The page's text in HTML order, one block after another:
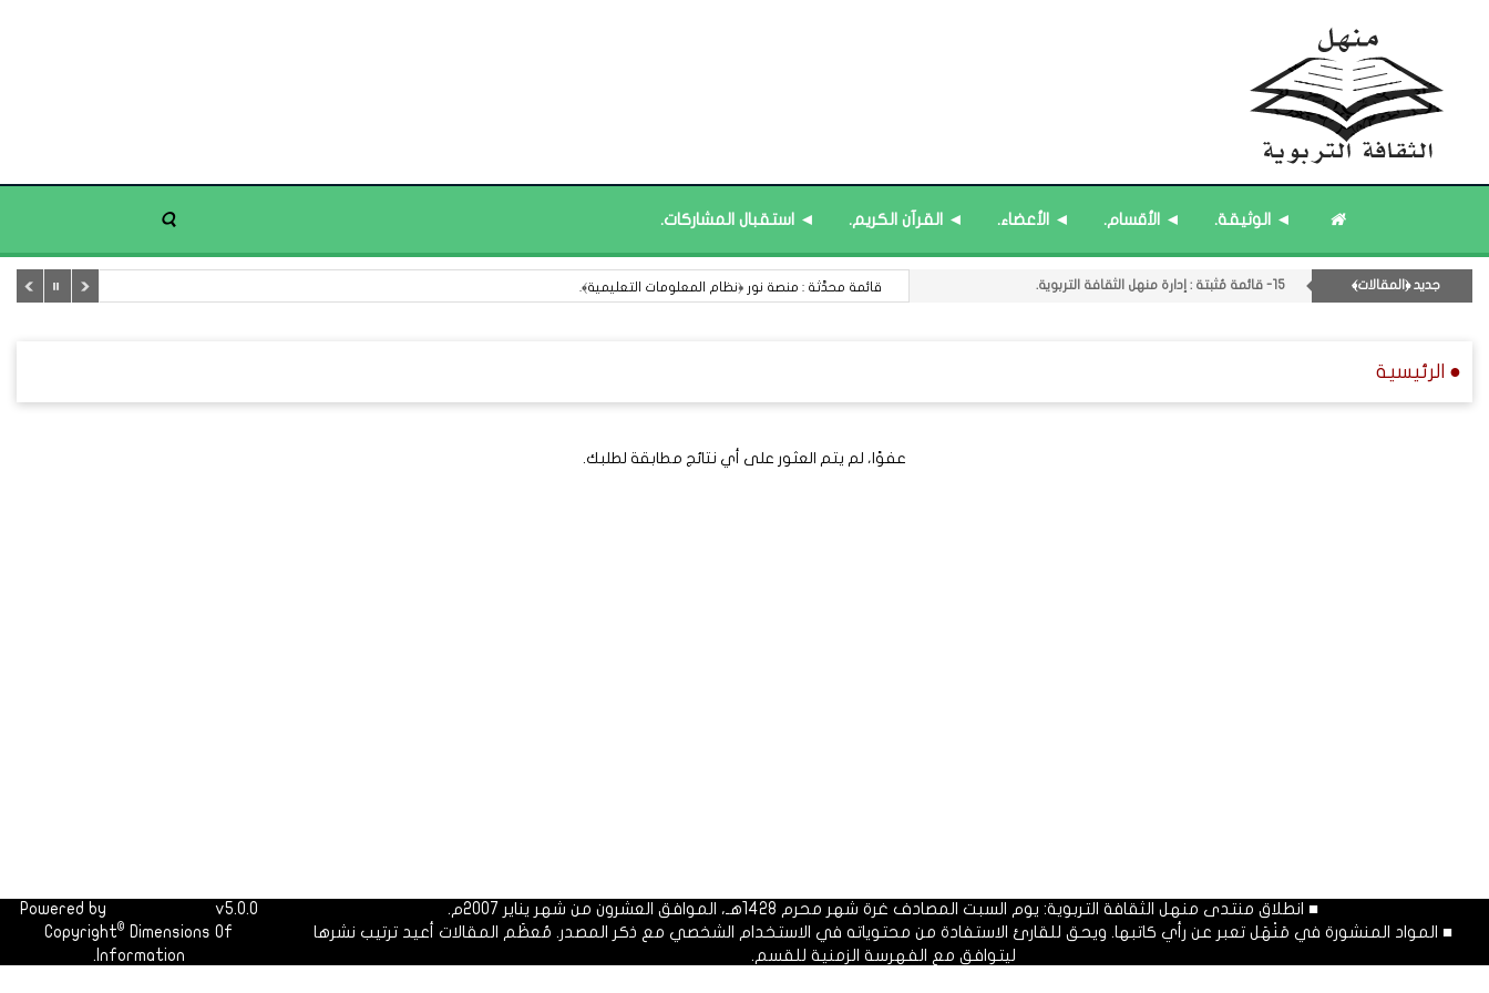
◄ الوثيقة. ◄ الأقسام. ◄ الأعضاء. ◄ القرآن الكريم. ◄ استقبال المشاركات.
جديد ﴿المقالات﴾
18- قائمة مُحدَّثة : مختارات من حديث ﴿الساعة﴾.
16- قائمة مُثبتة : فريق منهل الثقافة التربوية.
14- قائمة مُثبتة : مشرف منهل الثقافة التربوية.
12- القسم الثاني عشر : الثقافة ﴿الرياضية - المعرفية - المستقبلية﴾.
15- قائمة مُثبتة : إدارة منهل الثقافة التربوية. قائمة محدَّثة : منصة نور ﴿نظام المعلومات التعليمية﴾.
● الرئيسية
عفوًا، لم يتم العثور على أي نتائج مطابقة لطلبك.
■ انطلاق منتدى منهل الثقافة التربوية: يوم السبت المصادف غرة شهر محرم 1428هـ، الموافق العشرون من شهر يناير 2007م.
■ المواد المنشورة في مَنْهَل تعبر عن رأي كاتبها. ويحق للقارئ الاستفادة من محتوياته في الاستخدام الشخصي مع ذكر المصدر. مُعظَم المقالات أعيد ترتيب نشرها
ليتوافق مع الفهرسة الزمنية للقسم.
Powered by
v5.0.0
Copyright© Dimensions Of
Information.